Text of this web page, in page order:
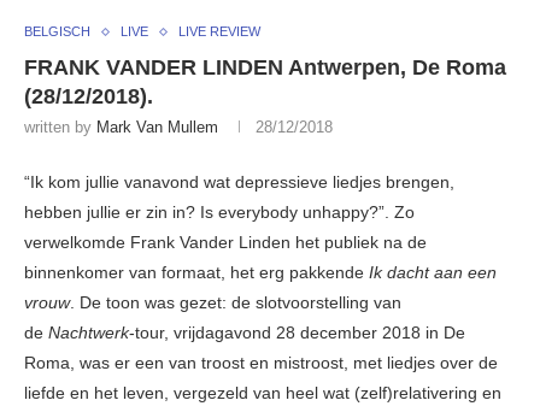
BELGISCH LIVE LIVE REVIEW
FRANK VANDER LINDEN Antwerpen, De Roma
(28/12/2018).
written by Mark Van Mullem 28/12/2018
“Ik kom jullie vanavond wat depressieve liedjes brengen,
hebben jullie er zin in? Is everybody unhappy?”. Zo
verwelkomde Frank Vander Linden het publiek na de
binnenkomer van formaat, het erg pakkende Ik dacht aan een
vrouw. De toon was gezet: de slotvoorstelling van
de Nachtwerk-tour, vrijdagavond 28 december 2018 in De
Roma, was er een van troost en mistroost, met liedjes over de
liefde en het leven, vergezeld van heel wat (zelf)relativering en